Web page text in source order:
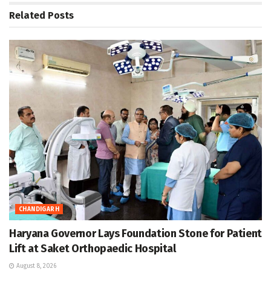
Related Posts
CHANDIGARH
Haryana Governor Lays Foundation Stone for Patient
Lift at Saket Orthopaedic Hospital
August 8, 2026